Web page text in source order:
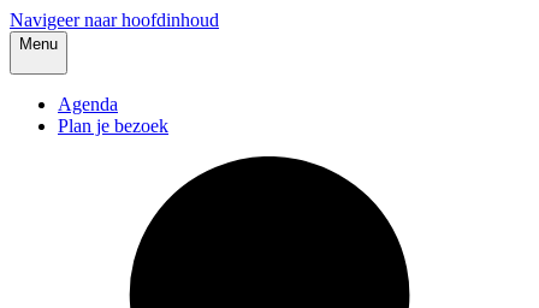
Navigeer naar hoofdinhoud
Menu
Agenda
Plan je bezoek